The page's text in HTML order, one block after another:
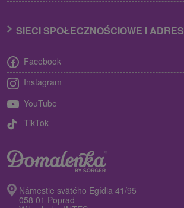
SIECI SPOŁECZNOŚCIOWE I ADRES
Facebook
Instagram
YouTube
TikTok
Námestie svätého Egídia 41/95
058 01 Poprad